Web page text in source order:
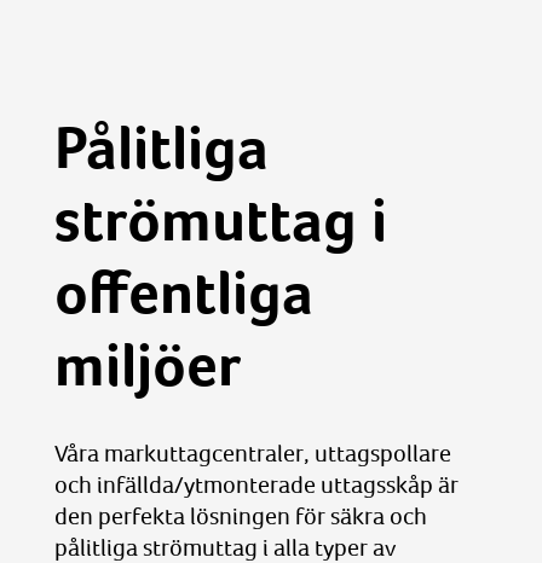
Pålitliga
strömuttag i
offentliga
miljöer
Våra markuttagcentraler, uttagspollare
och infällda/ytmonterade uttagsskåp är
den perfekta lösningen för säkra och
pålitliga strömuttag i alla typer av